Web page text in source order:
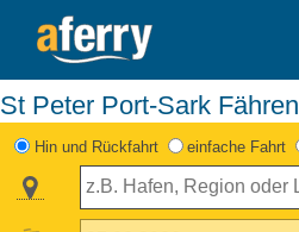
St Peter Port-Sark Fähren
Hin und Rückfahrt einfache Fahrt